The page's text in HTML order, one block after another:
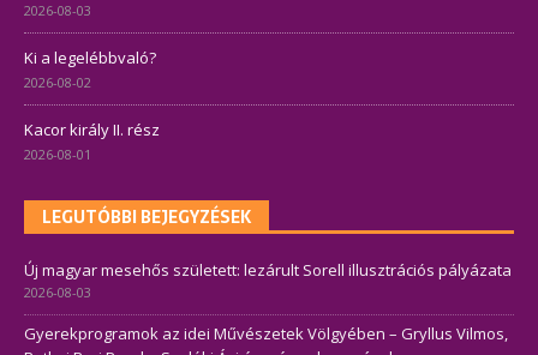
2026-08-03
Ki a legelébbvaló?
2026-08-02
Kacor király II. rész
2026-08-01
LEGUTÓBBI BEJEGYZÉSEK
Új magyar mesehős született: lezárult Sorell illusztrációs pályázata
2026-08-03
Gyerekprogramok az idei Művészetek Völgyében – Gryllus Vilmos,